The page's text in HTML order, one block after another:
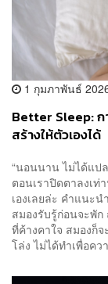
1 กุมภาพันธ์
Better Sleep:
สร้างให้ตัวเองได้
“นอนนาน ไม่ได้แป
ตอนเราปิดตาลงเท่
เองเลยล่ะ คำแนะ
สมองรับรู้ก่อนจะพัก
ที่ค้างคาใจ สมองก็
โล่ง ไม่ได้ทำเพื่อคว